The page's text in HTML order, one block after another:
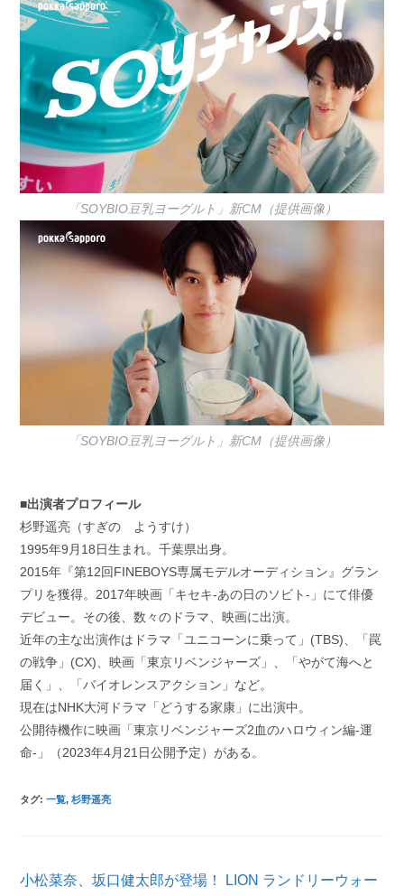
「SOYBIO豆乳ヨーグルト」新CM（提供画像）
「SOYBIO豆乳ヨーグルト」新CM（提供画像）
■出演者プロフィール
杉野遥亮（すぎの ようすけ）
1995年9月18日生まれ。千葉県出身。
2015年『第12回FINEBOYS専属モデルオーディション』グラン
プリを獲得。2017年映画「キセキ-あの日のソビト-」にて俳優
デビュー。その後、数々のドラマ、映画に出演。
近年の主な出演作はドラマ「ユニコーンに乗って」(TBS)、「罠
の戦争」(CX)、映画「東京リベンジャーズ」、「やがて海へと
届く」、「バイオレンスアクション」など。
現在はNHK大河ドラマ「どうする家康」に出演中。
公開待機作に映画「東京リベンジャーズ2血のハロウィン編-運
命-」（2023年4月21日公開予定）がある。
タグ:一覧, 杉野遥亮
そ
の
小松菜奈、坂口健太郎が登場！ LION ランドリーウォー